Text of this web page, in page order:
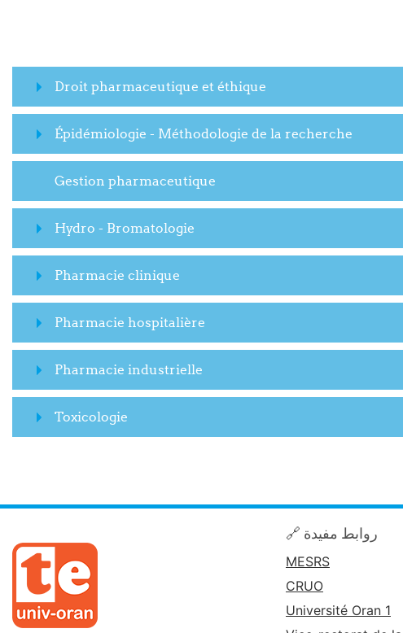
Droit pharmaceutique et éthique
Épidémiologie - Méthodologie de la recherche
Gestion pharmaceutique
Hydro - Bromatologie
Pharmacie clinique
Pharmacie hospitalière
Pharmacie industrielle
Toxicologie
🔗 روابط مفيدة
MESRS
CRUO
Université Oran 1